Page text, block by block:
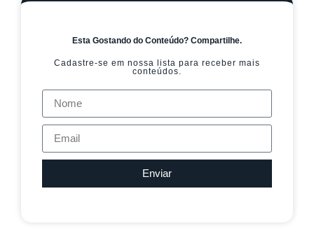
Esta Gostando do Conteúdo? Compartilhe.
Cadastre-se em nossa lista para receber mais
conteúdos.
Enviar